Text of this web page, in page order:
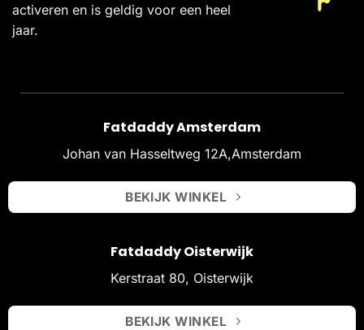
activeren en is geldig voor een heel
jaar.
Fatdaddy Amsterdam
Johan van Hasseltweg 12A,Amsterdam
BEKIJK WINKEL
Fatdaddy Oisterwijk
Kerstraat 80, Oisterwijk
BEKIJK WINKEL